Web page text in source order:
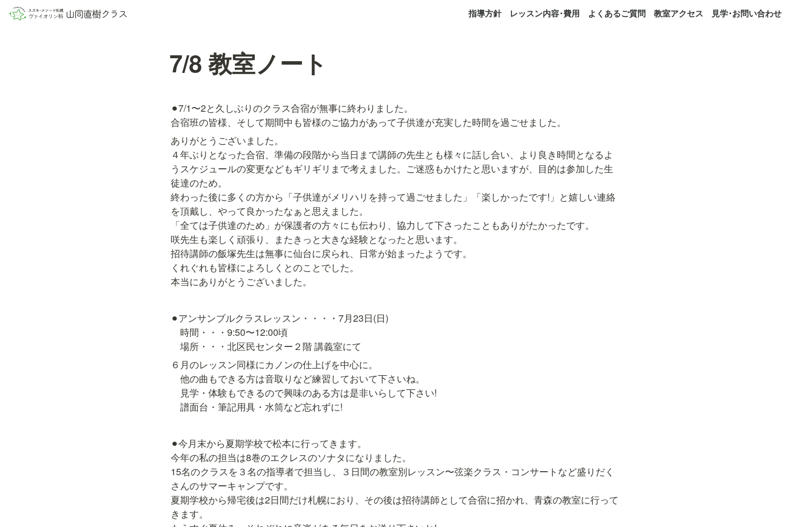
指導方針 レッスン内容･費用 よくあるご質問 教室アクセス 見学･お問い合わせ
7/8 教室ノート
⚫︎7/1〜2と久しぶりのクラス合宿が無事に終わりました。
合宿班の皆様、そして期間中も皆様のご協力があって子供達が充実した時間を過ごせました。
ありがとうございました。
４年ぶりとなった合宿、準備の段階から当日まで講師の先生とも様々に話し合い、より良き時間となるよ
うスケジュールの変更などもギリギリまで考えました。ご迷惑もかけたと思いますが、目的は参加した生
徒達のため。
終わった後に多くの方から「子供達がメリハリを持って過ごせました」「楽しかったです!」と嬉しい連絡
を頂戴し、やって良かったなぁと思えました。
「全ては子供達のため」が保護者の方々にも伝わり、協力して下さったこともありがたかったです。
咲先生も楽しく頑張り、またきっと大きな経験となったと思います。
招待講師の飯塚先生は無事に仙台に戻られ、日常が始まったようです。
くれぐれも皆様によろしくとのことでした。
本当にありがとうございました。
⚫︎アンサンブルクラスレッスン・・・・7月23日(日)
時間・・・9:50〜12:00頃
場所・・・北区民センター２階 講義室にて
６月のレッスン同様にカノンの仕上げを中心に。
他の曲もできる方は音取りなど練習しておいて下さいね。
見学・体験もできるので興味のある方は是非いらして下さい!
譜面台・筆記用具・水筒など忘れずに!
⚫︎今月末から夏期学校で松本に行ってきます。
今年の私の担当は8巻のエクレスのソナタになりました。
15名のクラスを３名の指導者で担当し、３日間の教室別レッスン〜弦楽クラス・コンサートなど盛りだく
さんのサマーキャンプです。
夏期学校から帰宅後は2日間だけ札幌におり、その後は招待講師として合宿に招かれ、青森の教室に行って
きます。